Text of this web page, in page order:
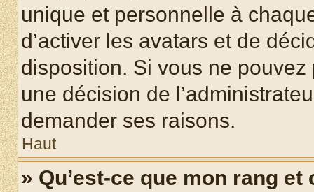
unique et personnelle à
d’activer les avatars et de
disposition. Si vous ne pouvez
une décision de
demander ses raisons.
Haut
» Qu’est-ce que mon rang